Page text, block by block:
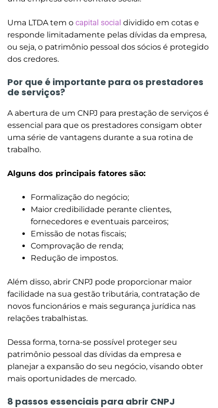
Uma LTDA tem o capital social dividido em cotas e
responde limitadamente pelas dívidas da empresa,
ou seja, o patrimônio pessoal dos sócios é protegido
dos credores.
Por que é importante para os prestadores
de serviços?
A abertura de um CNPJ para prestação de serviços é
essencial para que os prestadores consigam obter
uma série de vantagens durante a sua rotina de
trabalho.
Alguns dos principais fatores são:
Formalização do negócio;
Maior credibilidade perante clientes,
fornecedores e eventuais parceiros;
Emissão de notas fiscais;
Comprovação de renda;
Redução de impostos.
Além disso, abrir CNPJ pode proporcionar maior
facilidade na sua gestão tributária, contratação de
novos funcionários e mais segurança jurídica nas
relações trabalhistas.
Dessa forma, torna-se possível proteger seu
patrimônio pessoal das dívidas da empresa e
planejar a expansão do seu negócio, visando obter
mais oportunidades de mercado.
8 passos essenciais para abrir CNPJ